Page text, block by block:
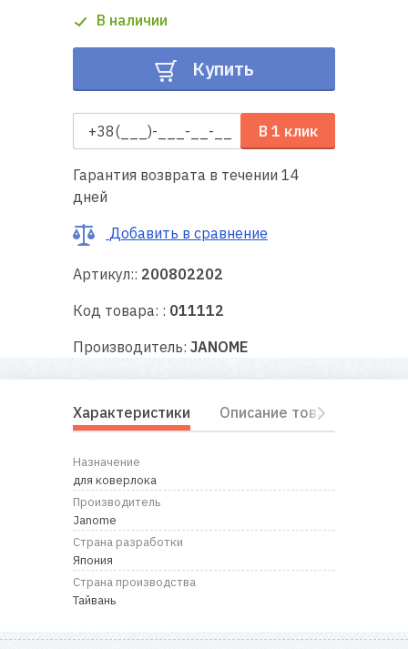
швейной
техники
Полезные
советы
нас
В наличии
Купить
В 1 клик
Гарантия возврата в течении 14
дней
Добавить в сравнение
Артикул:: 200802202
Код товара: : 011112
Производитель: JANOME
Характеристики Описание товара
Назначение
для коверлока
Производитель
Janome
Страна разработки
Япония
Страна производства
Тайвань